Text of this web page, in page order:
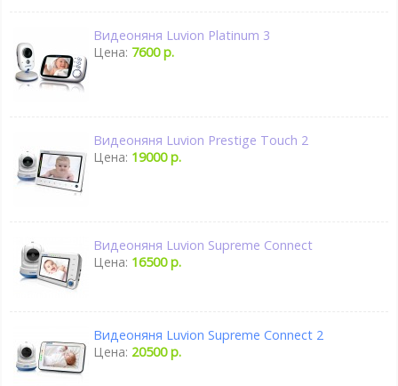
Видеоняня Luvion Platinum 3
Цена: 7600 р.
Видеоняня Luvion Prestige Touch 2
Цена: 19000 р.
Видеоняня Luvion Supreme Connect
Цена: 16500 р.
Видеоняня Luvion Supreme Connect 2
Цена: 20500 р.